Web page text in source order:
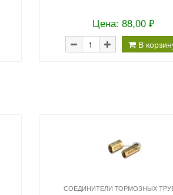
Цена: 88,00 ₽
В
СОЕДИНИТЕЛИ ТОРМОЗНЫХ